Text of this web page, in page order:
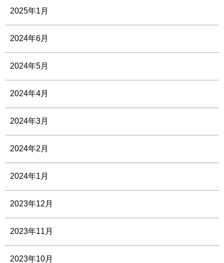
2025年1月
2024年6月
2024年5月
2024年4月
2024年3月
2024年2月
2024年1月
2023年12月
2023年11月
2023年10月